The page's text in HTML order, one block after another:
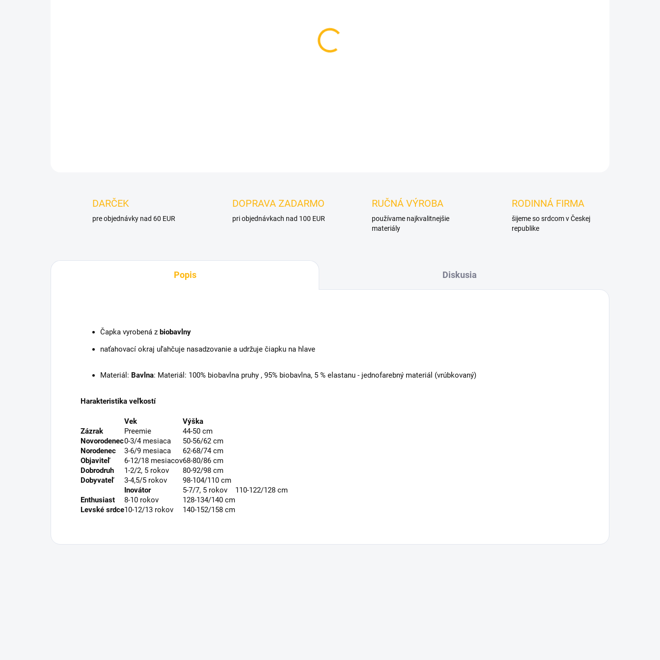
DARČEK
pre objednávky nad 60 EUR
DOPRAVA ZADARMO
pri objednávkach nad 100 EUR
RUČNÁ VÝROBA
používame najkvalitnejšie
materiály
RODINNÁ FIRMA
šijeme so srdcom v Českej
republike
Popis Diskusia
Čapka vyrobená z biobavlny
naťahovací okraj uľahčuje nasadzovanie a udržuje čiapku na hlave
Materiál: Bavlna: Materiál: 100% biobavlna pruhy , 95% biobavlna, 5 % elastanu - jednofarebný materiál (vrúbkovaný)
Harakteristika veľkostí
Vek
Výška
Zázrak
Preemie
44-50 cm
Novorodenec0-3/4 mesiaca
50-56/62 cm
Norodenec
3-6/9 mesiaca
62-68/74 cm
Objaviteľ
6-12/18 mesiacov68-80/86 cm
Dobrodruh
1-2/2, 5 rokov
80-92/98 cm
Dobyvateľ
3-4,5/5 rokov
98-104/110 cm
Inovátor
5-7/7, 5 rokov
110-122/128 cm
Enthusiast
8-10 rokov
128-134/140 cm
Levské srdce10-12/13 rokov 140-152/158 cm